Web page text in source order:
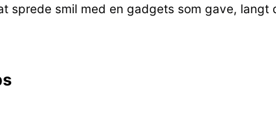
sprede smil med en gadgets som gave,